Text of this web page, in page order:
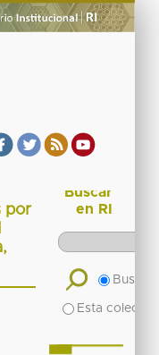
por
Buscar
en RI
Buscar
Esta